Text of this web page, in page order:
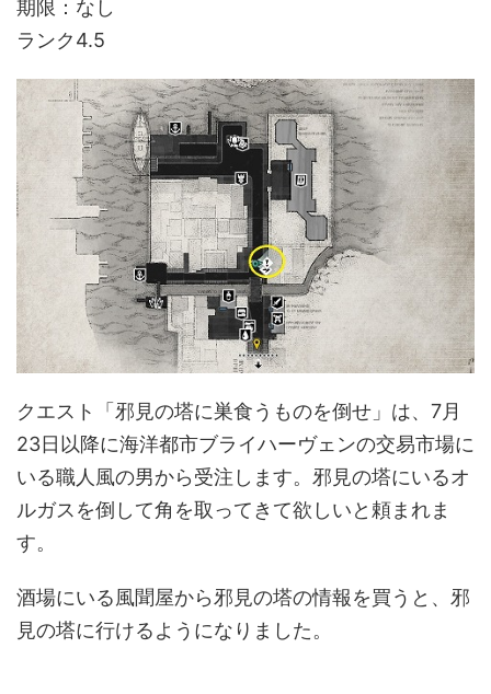
期限：なし
ランク4.5
クエスト「邪見の塔に巣食うものを倒せ」は、7月
23日以降に海洋都市ブライハーヴェンの交易市場に
いる職人風の男から受注します。邪見の塔にいるオ
ルガスを倒して角を取ってきて欲しいと頼まれま
す。
酒場にいる風聞屋から邪見の塔の情報を買うと、邪
見の塔に行けるようになりました。